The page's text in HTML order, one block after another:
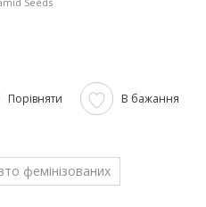
Порівняти В бажання
фемінізованих